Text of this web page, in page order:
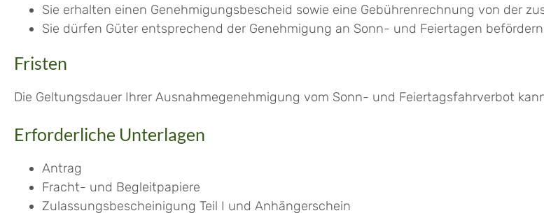
Sie erhalten einen Genehmigungsbescheid sowie eine Gebührenrechnung von der
Sie dürfen Güter entsprechend der Genehmigung an Sonn- und Feiertagen
Fristen
Die Geltungsdauer Ihrer Ausnahmegenehmigung vom Sonn- und Feiertagsfahrverbot
Erforderliche Unterlagen
Antrag
Fracht- und Begleitpapiere
Zulassungsbescheinigung Teil I und Anhängerschein